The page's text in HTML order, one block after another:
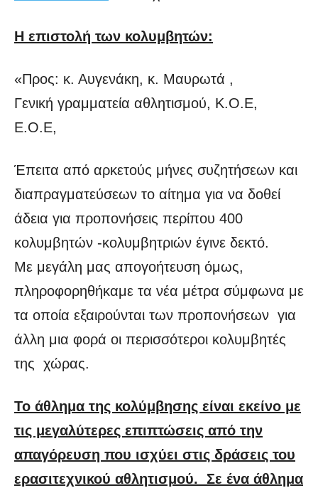
Η επιστολή των κολυμβητών:
«Προς: κ. Αυγενάκη, κ. Μαυρωτά ,
Γενική γραμματεία αθλητισμού, Κ.Ο.Ε,
Ε.Ο.Ε,
Έπειτα από αρκετούς μήνες συζητήσεων και
διαπραγματεύσεων το αίτημα για να δοθεί
άδεια για προπονήσεις περίπου 400
κολυμβητών -κολυμβητριών έγινε δεκτό.
Με μεγάλη μας απογοήτευση όμως,
πληροφορηθήκαμε τα νέα μέτρα σύμφωνα με
τα οποία εξαιρούνται των προπονήσεων για
άλλη μια φορά οι περισσότεροι κολυμβητές
της χώρας.
Το άθλημα της κολύμβησης είναι εκείνο με
τις μεγαλύτερες επιπτώσεις από την
απαγόρευση που ισχύει στις δράσεις του
ερασιτεχνικού αθλητισμού. Σε ένα άθλημα